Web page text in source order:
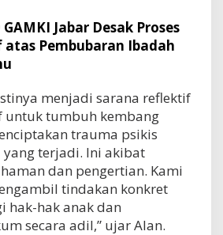
GAMKI Jabar Desak Proses
Pembubaran Ibadah
menjadi sarana reflektif
tumbuh kembang
trauma psikis
yang terjadi. Ini akibat
dan pengertian. Kami
tindakan konkret
hak-hak anak dan
secara adil,” ujar Alan.